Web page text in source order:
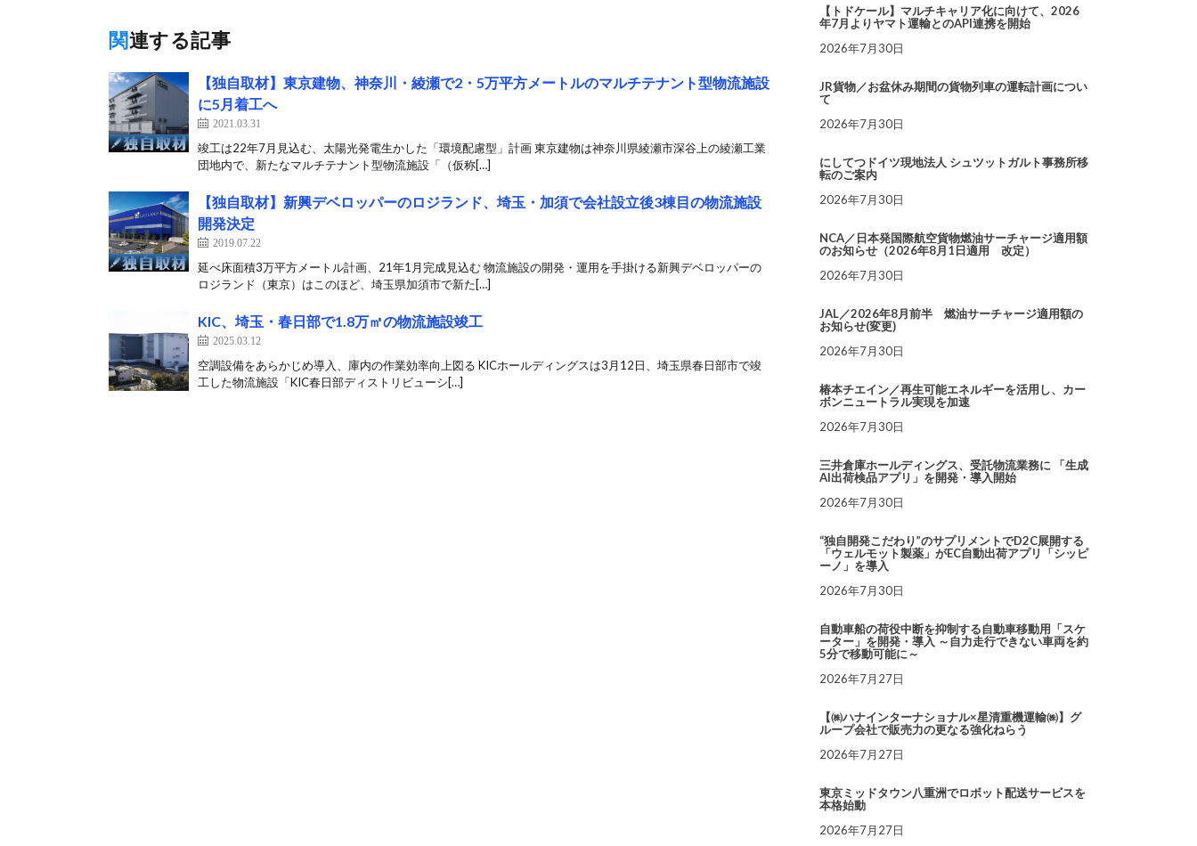
関連する記事
【独自取材】東京建物、神奈川・綾瀬で2・5万平方メートルのマルチテナント型物流施設
に5月着工へ
2021.03.31
竣工は22年7月見込む、太陽光発電生かした「環境配慮型」計画 東京建物は神奈川県綾瀬市深谷上の綾瀬工業
団地内で、新たなマルチテナント型物流施設「（仮称[…]
【独自取材】新興デベロッパーのロジランド、埼玉・加須で会社設立後3棟目の物流施設
開発決定
2019.07.22
延べ床面積3万平方メートル計画、21年1月完成見込む 物流施設の開発・運用を手掛ける新興デベロッパーの
ロジランド（東京）はこのほど、埼玉県加須市で新た[…]
KIC、埼玉・春日部で1.8万㎡の物流施設竣工
2025.03.12
空調設備をあらかじめ導入、庫内の作業効率向上図る KICホールディングスは3月12日、埼玉県春日部市で竣
工した物流施設「KIC春日部ディストリビューシ[…]
【トドケール】マルチキャリア化に向けて、2026
年7月よりヤマト運輸とのAPI連携を開始
2026年7月30日
JR貨物／お盆休み期間の貨物列車の運転計画につい
て
2026年7月30日
にしてつドイツ現地法人 シュツットガルト事務所移
転のご案内
2026年7月30日
NCA／日本発国際航空貨物燃油サーチャージ適用額
のお知らせ（2026年8月1日適用 改定）
2026年7月30日
JAL／2026年8月前半 燃油サーチャージ適用額の
お知らせ(変更)
2026年7月30日
椿本チエイン／再生可能エネルギーを活用し、カー
ボンニュートラル実現を加速
2026年7月30日
三井倉庫ホールディングス、受託物流業務に 「生成
AI出荷検品アプリ」を開発・導入開始
2026年7月30日
“独自開発こだわり”のサプリメントでD2C展開する
「ウェルモット製薬」がEC自動出荷アプリ「シッピ
ーノ」を導入
2026年7月30日
自動車船の荷役中断を抑制する自動車移動用「スケ
ーター」を開発・導入 ～自力走行できない車両を約
5分で移動可能に～
2026年7月27日
【㈱ハナインターナショナル×星清重機運輸㈱】グ
ループ会社で販売力の更なる強化ねらう
2026年7月27日
東京ミッドタウン八重洲でロボット配送サービスを
本格始動
2026年7月27日